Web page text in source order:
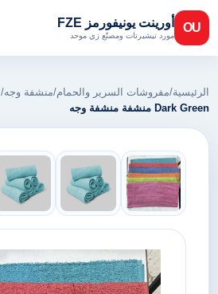
OU أورينت يونيفورمز FZE
مورد تيشيرتات ومصنّع زي موحد
الرئيسية/مفروشات السرير والحمام/منشفة وجه/
Dark Green منشفة منشفة وجه